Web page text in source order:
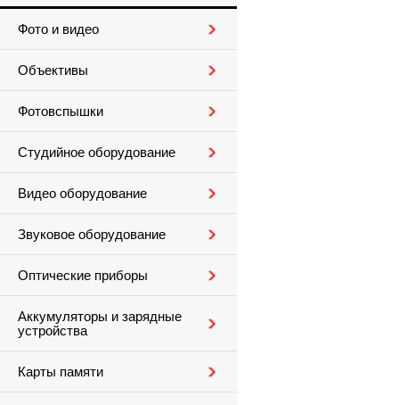
Фото и видео
Объективы
Фотовспышки
Студийное оборудование
Видео оборудование
Звуковое оборудование
Оптические приборы
Аккумуляторы и зарядные
устройства
Карты памяти